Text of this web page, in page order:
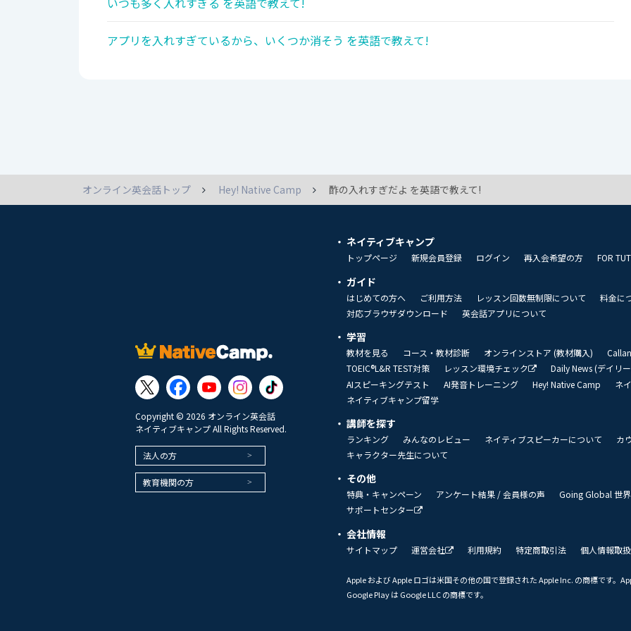
アプリを入れすぎているから、いくつか消そう を英語で教えて!
オンライン英会話トップ Hey! Native Camp 酢の入れすぎだよ を英語で教えて!
Copyright © 2026 オンライン英会話
ネイティブキャンプ All Rights Reserved.
法人の方
教育機関の方
ネイティブキャンプ
トップページ 新規会員登録 ログイン 再入会希望の方 FOR
ガイド
はじめての方へ ご利用方法 レッスン回数無制限について 料金に
対応ブラウザダウンロード
英会話アプリについて
学習
教材を見る コース・教材診断 オンラインストア (教材購入)
TOEIC®L&R TEST対策
レッスン環境チェック Daily News (デイリ
AIスピーキングテスト
AI発音トレーニング Hey! Native Camp ネ
ネイティブキャンプ留学
講師を探す
ランキング みんなのレビュー ネイティブスピーカーについて
カ
キャラクター先生について
その他
特典・キャンペーン アンケート結果 / 会員様の声 Going Global 世
サポートセンター
会社情報
サイトマップ 運営会社 利用規約 特定商取引法 個人情報取
Apple および Apple ロゴは米国その他の国で登録された Apple Inc. の商標です。
Google Play は Google LLC の商標です。